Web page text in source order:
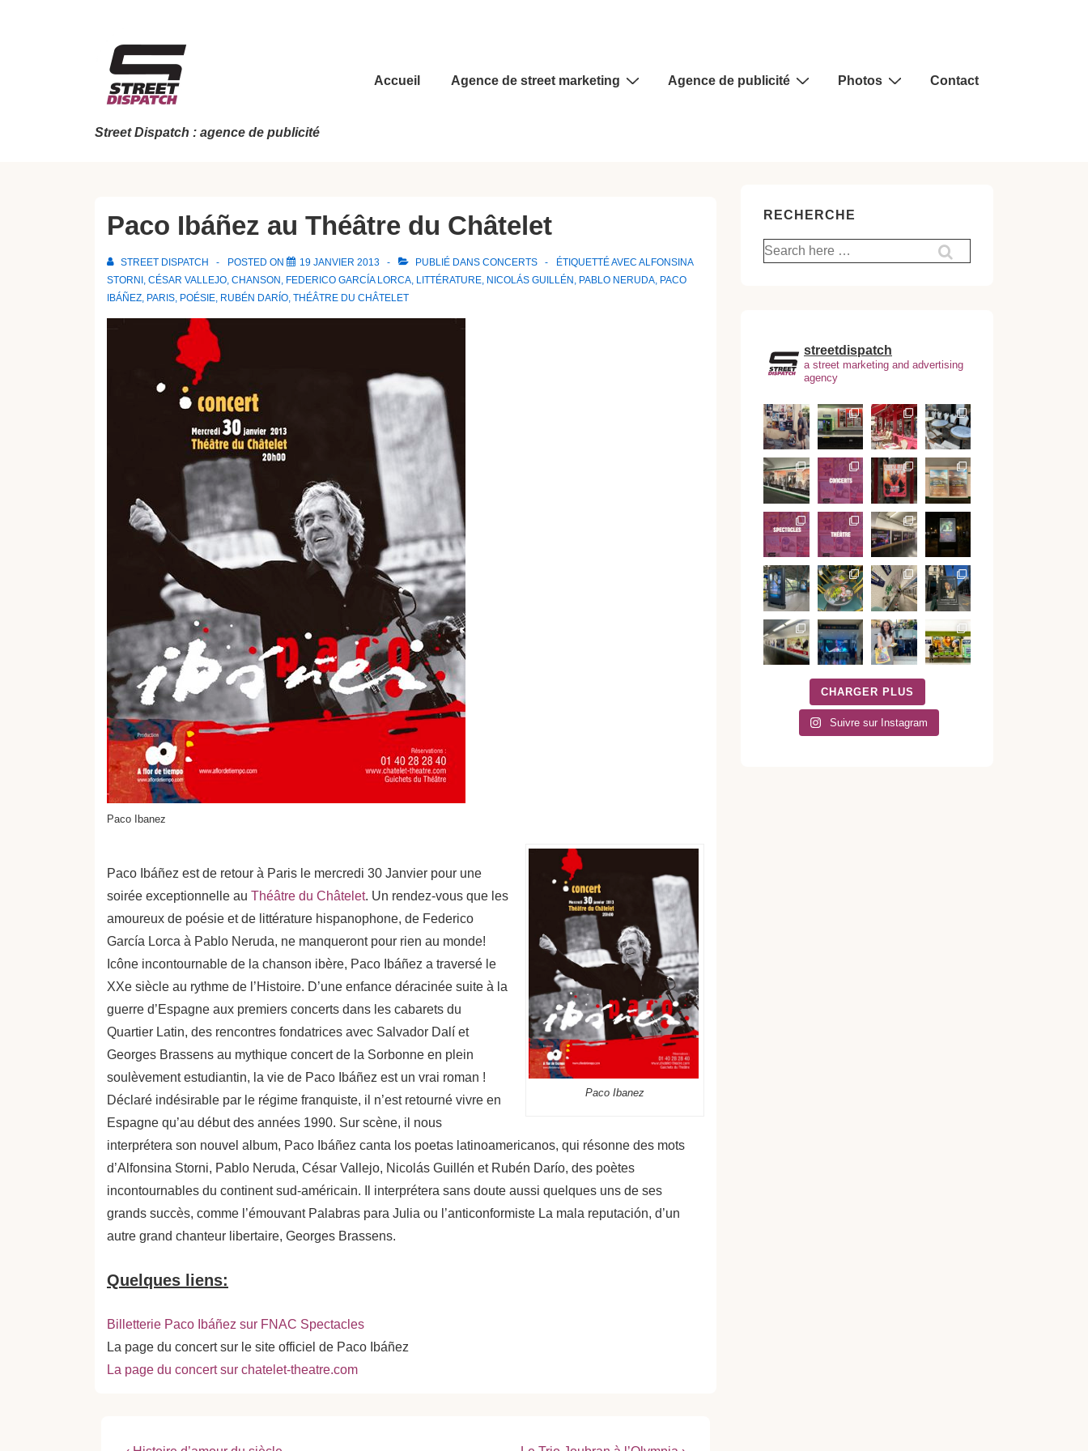
Street Dispatch : agence de publicité
Main
Accueil Agence de street marketing Agence de publicité Photos Contact
Paco Ibáñez au Théâtre du Châtelet
STREET DISPATCH POSTED ON 19 JANVIER 2013 PUBLIÉ DANS CONCERTS ÉTIQUETTÉ AVEC ALFONSINA
STORNI , CÉSAR VALLEJO, CHANSON , FEDERICO GARCÍA LORCA, LITTÉRATURE, NICOLÁS GUILLÉN , PABLO NERUDA, PACO
IBÁÑEZ, PARIS, POÉSIE, RUBÉN DARÍO, THÉÂTRE DU CHÂTELET
Paco Ibanez
Paco Ibanez
Paco Ibáñez est de retour à Paris le mercredi 30 Janvier pour une
soirée exceptionnelle au Théâtre du Châtelet. Un rendez-vous que les
amoureux de poésie et de littérature hispanophone, de Federico
García Lorca à Pablo Neruda, ne manqueront pour rien au monde!
Icône incontournable de la chanson ibère, Paco Ibáñez a traversé le
XXe siècle au rythme de l’Histoire. D’une enfance déracinée suite à la
guerre d’Espagne aux premiers concerts dans les cabarets du
Quartier Latin, des rencontres fondatrices avec Salvador Dalí et
Georges Brassens au mythique concert de la Sorbonne en plein
soulèvement estudiantin, la vie de Paco Ibáñez est un vrai roman !
Déclaré indésirable par le régime franquiste, il n’est retourné vivre en
Espagne qu’au début des années 1990. Sur scène, il nous
interprétera son nouvel album, Paco Ibáñez canta los poetas latinoamericanos, qui résonne des mots
d’Alfonsina Storni, Pablo Neruda, César Vallejo, Nicolás Guillén et Rubén Darío, des poètes
incontournables du continent sud-américain. Il interprétera sans doute aussi quelques uns de ses
grands succès, comme l’émouvant Palabras para Julia ou l’anticonformiste La mala reputación, d’un
autre grand chanteur libertaire, Georges Brassens.
Quelques liens:
Billetterie Paco Ibáñez sur FNAC Spectacles
La page du concert sur le site officiel de Paco Ibáñez
La page du concert sur chatelet-theatre.com
RECHERCHE
Recherche
pour:
streetdispatch
a street marketing and advertising
agency
CHARGER PLUS
Suivre sur Instagram